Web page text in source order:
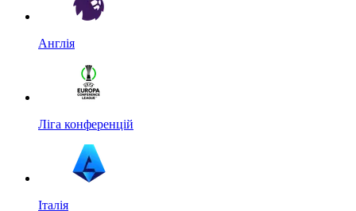
Англія
Ліга конференцій
Італія